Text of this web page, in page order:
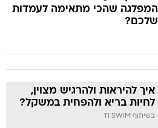
המפלגה שהכי מתאימה לעמדות
שלכם?
איך להיראות ולהרגיש מצוין,
לחיות בריא ולהפחית במשקל?
בשיתוף TI SWIM